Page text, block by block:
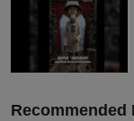
Recommended